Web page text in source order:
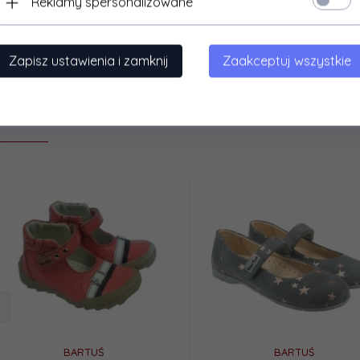
Za kostkę
BARTUŚ BARTUŚ
Zapisz ustawienia i zamknij Zaakceptuj wszystkie